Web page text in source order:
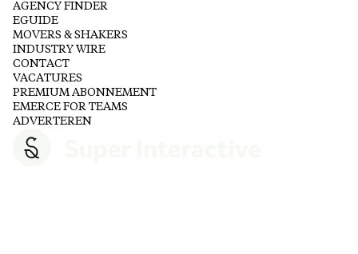
AGENCY FINDER
EGUIDE
MOVERS & SHAKERS
INDUSTRY WIRE
CONTACT
VACATURES
PREMIUM ABONNEMENT
EMERCE FOR TEAMS
ADVERTEREN